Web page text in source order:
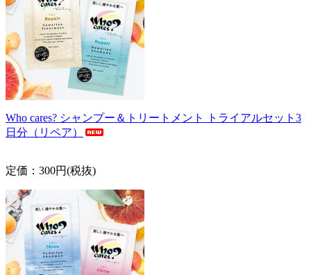
Who cares? シャンプー＆トリートメント トライアルセット3
日分（リペア）
定価：300円(税抜)